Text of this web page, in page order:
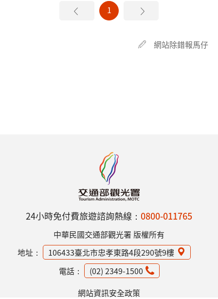
1
網站除錯報馬仔
24小時免付費旅遊諮詢熱線： 0800-011765
中華民國交通部觀光署 版權所有
地址：
106433臺北市忠孝東路4段290號9樓
電話：
(02) 2349-1500
網站資訊安全政策